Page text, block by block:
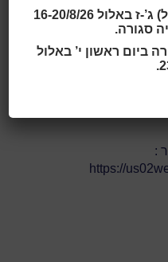
https://
:
https://
בימים ראשון עד חמישי (כולל) ג’-ז באלול 16-20/8/26
סגורה.
ביום ראשון י’ באלול